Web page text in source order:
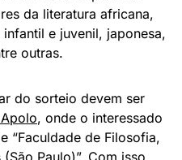
da literatura africana,
e juvenil, japonesa,
outras.
do sorteio devem ser
, onde o interessado
“Faculdade de Filosofia,
Paulo)”. Com isso,